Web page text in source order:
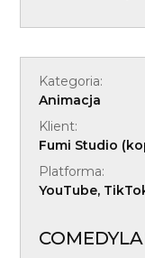
Kategoria:
Animacja
Klient:
Fumi Studio
Platforma:
YouTube,